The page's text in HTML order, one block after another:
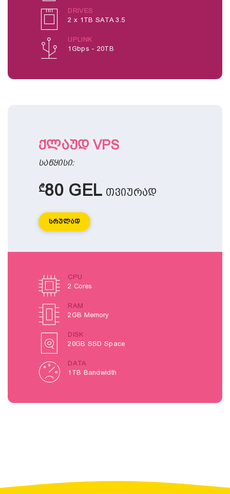
DRIVES
2 x 1TB SATA 3.5
UPLINK
1Gbps - 20TB
ქლაუდ VPS
საწყისი:
₾80 GEL თვიურად
Სრულად
CPU
2 Cores
RAM
2GB Memory
DISK
20GB SSD Space
DATA
1TB Bandwidth